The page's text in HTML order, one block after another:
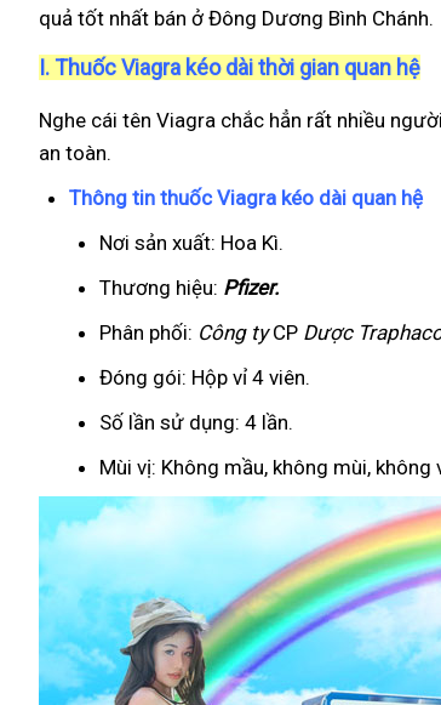
quả tốt nhất bán ở Đông Dương Bình Chánh.
I. Thuốc Viagra kéo dài thời gian quan hệ
Nghe cái tên Viagra chắc hẳn rất nhiều
an toàn.
Thông tin thuốc Viagra kéo dài quan hệ
Nơi sản xuất: Hoa Kì.
Thương hiệu: Pfizer.
Phân phối: Công tyCP Dược
Đóng gói: Hộp vỉ 4 viên.
Số lần sử dụng: 4 lần.
Mùi vị: Không mầu, không mùi,